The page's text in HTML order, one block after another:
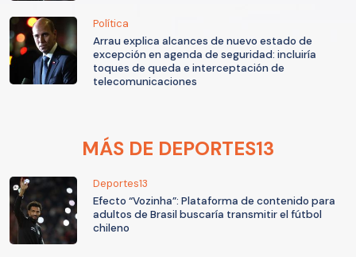
Política
Arrau explica alcances de nuevo estado de
excepción en agenda de seguridad: incluiría
toques de queda e interceptación de
telecomunicaciones
MÁS DE DEPORTES13
Deportes13
Efecto “Vozinha”: Plataforma de contenido para
adultos de Brasil buscaría transmitir el fútbol
chileno